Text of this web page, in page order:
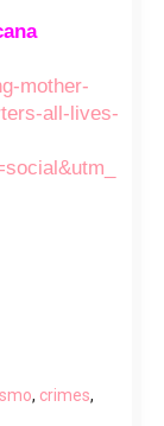
mother-
all-lives-
, crimes,